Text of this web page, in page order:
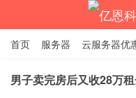
首页 服务器 云服务器优
男子卖完房后又收28万